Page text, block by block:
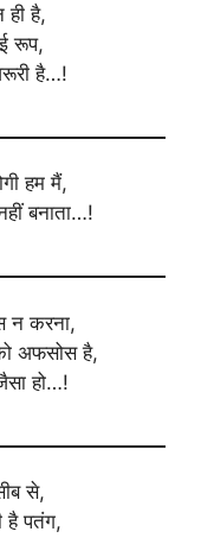
ही है,
रूप,
है…!
हम मैं,
बनाता…!
न करना,
अफसोस है,
हो…!
से,
है पतंग,